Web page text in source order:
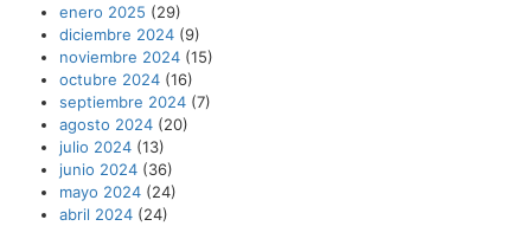
enero 2025 (29)
diciembre 2024 (9)
noviembre 2024 (15)
octubre 2024 (16)
septiembre 2024 (7)
agosto 2024 (20)
julio 2024 (13)
junio 2024 (36)
mayo 2024 (24)
abril 2024 (24)